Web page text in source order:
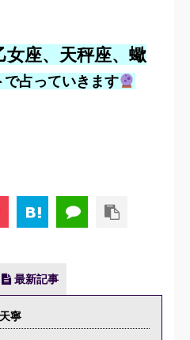
女座、天秤座、蠍
で占っていきます
最新記事
寧